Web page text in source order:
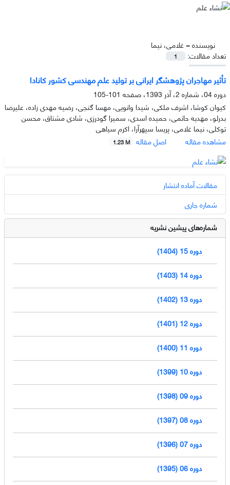
نویسنده =غلامی، نیما
تعداد مقالات:
1
تأثیر مهاجران پژوهشگر ایرانی بر تولید علم مهندسی کشور کانادا
دوره 04، شماره 2، آذر 1393، صفحه
101-105
کیوان کوشا، اشرف ملکی، شیدا وانویی، مهسا گنجی، رضیه مهدی زاده، علیرضا
بدرلو، مهدیه حاتمی، حمیده اسدی، سمیرا گودرزی، شادی مشتاق، محسن
توکلی، نیما غلامی، پریسا سپهرآرا، اکرم سیاهی
مشاهده مقاله
اصل مقاله 1.23 M
مقالات آماده انتشار
شماره جاری
شماره‌های پیشین نشریه
دوره 15 (1404)
دوره 14 (1403)
دوره 13 (1402)
دوره 12 (1401)
دوره 11 (1400)
دوره 10 (1399)
دوره 09 (1398)
دوره 08 (1397)
دوره 07 (1396)
دوره 06 (1395)